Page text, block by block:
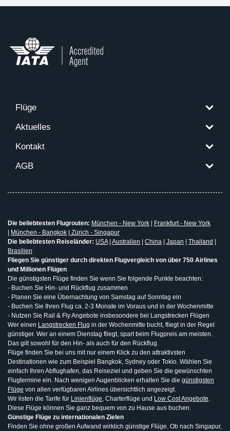
Flüge
Aktuelles
Kontakt
AGB
Die beliebtesten Flugrouten: München - New York
Frankfurt - New York
München - Bangkok
Zürich - Singapur
Die beliebtesten Reiseländer: USA| Australien China Japan Thailand
Brasilien
Fliegen Sie günstiger durch direkten Flugvergleich von über 750 Airlines
und Millionen Flügen
Die günstigsten Flüge finden Sie wenn Sie folgende Punkte beachten:
- Buchen Sie Hin- und Rückflug zusammen
- Planen Sie eine Übernachtung von Samstag auf Sonntag ein
- Buchen Sie Ihren Flug ca. 2-3 Monate im Voraus und in der Wochenmitte
- Nutzen Sie Rail & Fly Angebote insbesondere bei Langstrecken Flügen
Wer einen Langstrecken Flug in der Wochenmitte bucht, fliegt in der Regel
günstiger. Wer an einem Dienstag fliegt, spart beim Flugpreis am meisten.
Das gilt sowohl für den Hin- als auch für den Rückflug.
Flüge finden Sie bei uns mit nur einem Klick zu den attraktivsten
Destinationen wie zum Beispiel Bangkok, Sydney oder Tokio. Wählen Sie
einfach Ihren Abflughafen, das Reiseziel und geben Sie die gewünschten
Flugtermine ein. Nach wenigen Augenblicken erhalten Sie die günstigsten
Flüge von allen verfügbaren Airlines übersichtlich angezeigt.
Wir listen die Tarife für Linienflüge, Charterflüge und Low Cost Angebote.
Diese Flüge können Sie ganz bequem von zu Hause aus buchen.
Günstige Flüge zu internationalen Zielen
Finden Sie ohne großen Aufwand wirklich günstige Flüge. Ob nach Singapur,